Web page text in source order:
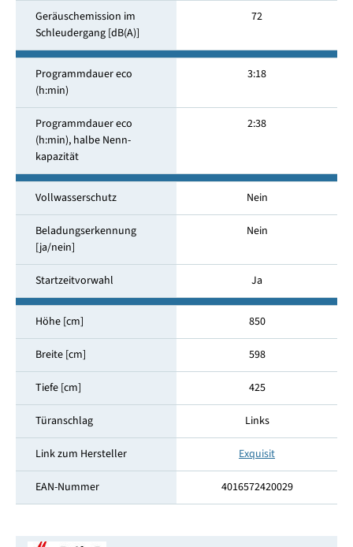
Geräuschemission im
Schleuder­gang [dB(A)]
72
Programmdauer eco
(h:min)
3:18
Programmdauer eco
(h:min), halbe Nenn­
kapazität
2:38
Vollwasserschutz Nein
Beladungserkennung
[ja/nein]
Nein
Startzeitvorwahl Ja
Höhe [cm] 850
Breite [cm] 598
Tiefe [cm] 425
Türanschlag Links
Link zum Hersteller Exquisit
EAN-Nummer 4016572420029